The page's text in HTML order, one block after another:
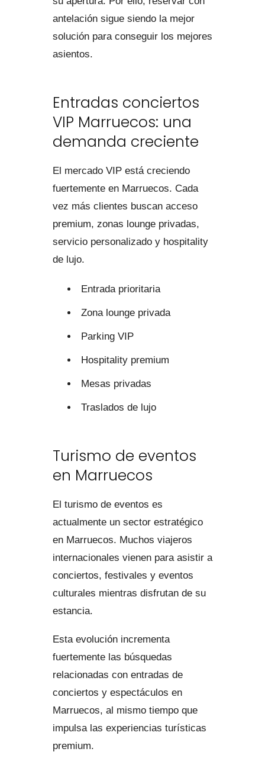
antelación sigue siendo la mejor
solución para conseguir los mejores
asientos.
Entradas conciertos
VIP Marruecos: una
demanda creciente
El mercado VIP está creciendo
fuertemente en Marruecos. Cada
vez más clientes buscan acceso
premium, zonas lounge privadas,
servicio personalizado y hospitality
de lujo.
Entrada prioritaria
Zona lounge privada
Parking VIP
Hospitality premium
Mesas privadas
Traslados de lujo
Turismo de eventos
en Marruecos
El turismo de eventos es
actualmente un sector estratégico
en Marruecos. Muchos viajeros
internacionales vienen para asistir a
conciertos, festivales y eventos
culturales mientras disfrutan de su
estancia.
Esta evolución incrementa
fuertemente las búsquedas
relacionadas con entradas de
conciertos y espectáculos en
Marruecos, al mismo tiempo que
impulsa las experiencias turísticas
premium.